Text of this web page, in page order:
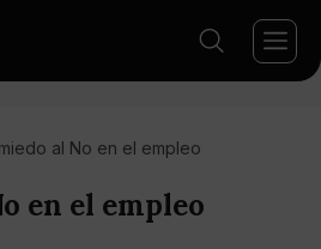
al No en el empleo
en el empleo